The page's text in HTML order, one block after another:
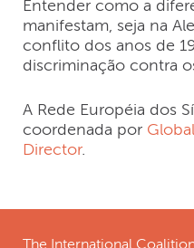
Entender como a
manifestam, seja na
conflito dos anos de
discriminação contra
A Rede Européia dos
coordenada por
Director.
The International